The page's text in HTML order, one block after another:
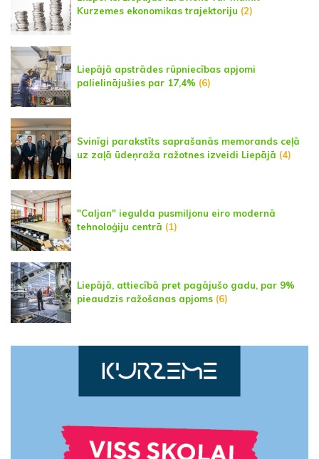
Kurzemes ekonomikas trajektoriju (2)
Liepājā apstrādes rūpniecības apjomi
palielinājušies par 17,4% (6)
Svinīgi parakstīts saprašanās memorands ceļā
uz zaļā ūdeņraža ražotnes izveidi Liepājā (4)
"Caljan" iegulda pusmiljonu eiro modernā
tehnoloģiju centrā (1)
Liepājā, attiecībā pret pagājušo gadu, par 9%
pieaudzis ražošanas apjoms (6)